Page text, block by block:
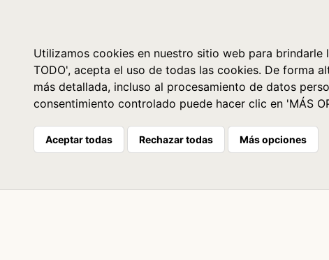
Utilizamos cookies en nuestro sitio web para brindarle
TODO', acepta el uso de todas las cookies. De forma
más detallada, incluso al procesamiento de datos
consentimiento controlado puede hacer clic en 'MÁS
Aceptar todas Rechazar todas Más opciones